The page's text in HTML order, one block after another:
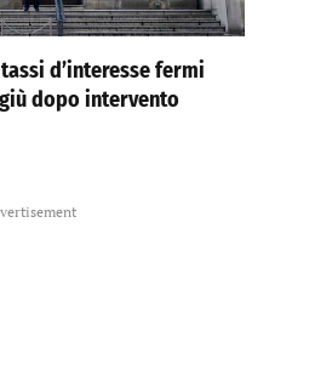
d’interesse fermi
dopo intervento